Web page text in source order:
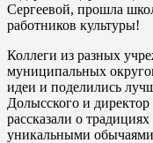
Сергеевой, прошла
работников культуры!
Коллеги из разных
муниципальных
идеи и поделились
Долысского и
рассказали о
уникальными